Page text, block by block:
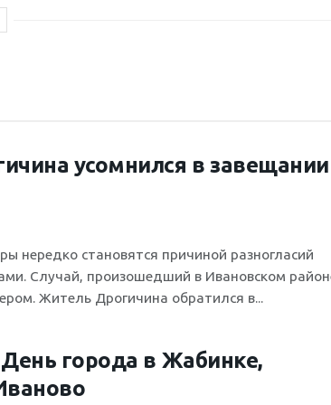
усомнился в завещании
нередко становятся причиной разногласий
Случай, произошедший в Ивановском
Житель Дрогичина обратился в...
города в Жабинке,